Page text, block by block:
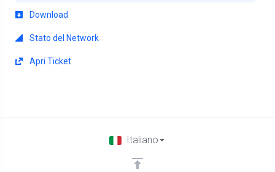
Download
Stato del Network
Apri Ticket
Italiano